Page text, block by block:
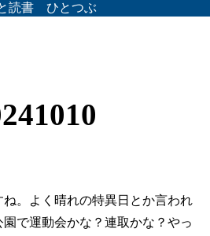
読書 ひとつぶ
。よく晴れの特異日とか言われ
で運動会かな？連取かな？やっ